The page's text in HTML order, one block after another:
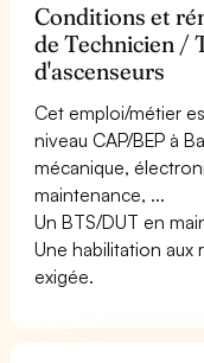
Conditions et
de Technicien /
d'ascenseurs
Cet emploi/métier
niveau CAP/BEP à
mécanique,
maintenance, ...
Un BTS/DUT en
Une habilitation aux
exigée.